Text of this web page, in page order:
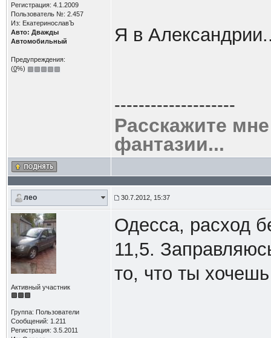
Регистрация: 4.1.2009
Пользователь №: 2.457
Из: ЕкатеринославЪ
Авто: Дважды
Автомобильный
Предупреждения:
(0%)
Я в
--------------------
Расскажите
фантазии...
лео 30.7.2012, 15:37
Активный участник
Группа: Пользователи
Сообщений: 1.211
Регистрация: 3.5.2011
Одесса, расход
11,5.
то, что ты